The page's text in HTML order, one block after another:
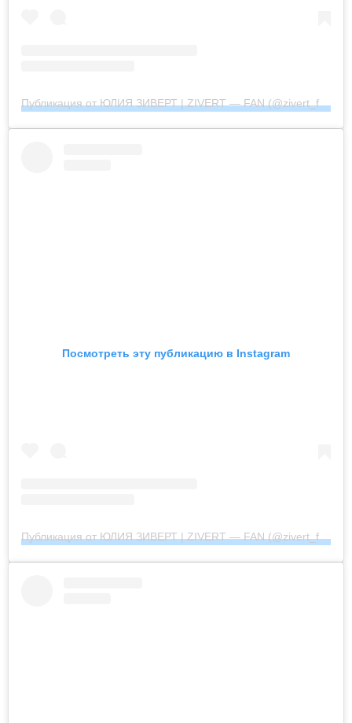
Публикация от ЮЛИЯ ЗИВЕРТ | ZIVERT — FAN (@zivert_fan_community_official)
Посмотреть эту публикацию в Instagram
Публикация от ЮЛИЯ ЗИВЕРТ | ZIVERT — FAN (@zivert_fan_community_official)